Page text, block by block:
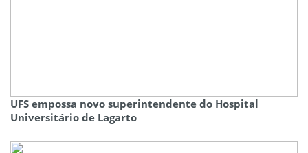
UFS empossa novo superintendente do Hospital
Universitário de Lagarto